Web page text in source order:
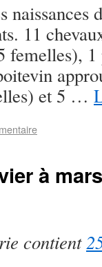
naissances
11
femelles),
et 5 …
à
contient